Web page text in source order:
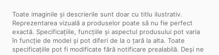
Toate imaginile și descrierile sunt doar cu titlu ilustrativ.
Reprezentarea vizuală a produselor poate să nu fie perfect
exactă. Specificațiile, funcțiile și aspectul produsului pot varia
în funcție de model și pot diferi de la o țară la alta. Toate
specificațiile pot fi modificate fără notificare prealabilă. Deși ne